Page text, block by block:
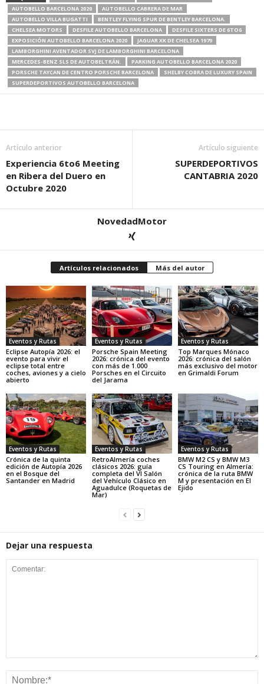
AUTOBELLO BARCELONA 2020
AUTOBELLO CABRERA DE MAR
AUTOBELLO VILLA BUGATTI
BENTLEY FLYING SPUR DE BENTLEY BARCELONA.
CHELSEA MOTORS
DESFILE AUTOBELLO BARCELONA
DESFILE SIXTERS DE 6TO6
EXPOSICIÓN AUTOBELLO BARCELONA 2020
JAGUAR XK DE CHELSEA 1979
LAMBORGHINI AVENTADOR SVJ DE LAMBORGHINI BARCELONA
MERCEDES-BENZ SLS DE AUTOBELTRÁN.
PARKING AUTOBELLO BARCELONA 2020
PORSCHE TAYCAN DE CENTRO PORSCHE BARCELONA
SHELBY COBRA DE LUXURY SPAIN
SUPERDEPORTIVOS AUTOBELLO BARCELONA
Artículo anterior
Experiencia 6to6 Meeting
en Ribera del Duero en
Octubre 2020
Artículo siguiente
SUPERDEPORTIVOS
CANTABRIA 2020
NovedadMotor
Artículos relacionados Más del autor
Eventos y Rutas
Eclipse Autopía 2026: el
evento para vivir el
eclipse total entre
coches, aviones y a cielo
abierto
Eventos y Rutas
Porsche Spain Meeting
2026: crónica del evento
con más de 1.000
Porsches en el Circuito
del Jarama
Eventos y Rutas
Top Marques Mónaco
2026: crónica del salón
más exclusivo del motor
en Grimaldi Forum
Eventos y Rutas
Crónica de la quinta
edición de Autopía 2026
en el Bosque del
Santander en Madrid
Eventos y Rutas
RetroAlmería coches
clásicos 2026: guía
completa del VI Salón
del Vehículo Clásico en
Aguadulce (Roquetas de
Mar)
Eventos y Rutas
BMW M2 CS y BMW M3
CS Touring en Almería:
crónica de la ruta BMW
M y presentación en El
Ejido
Dejar una respuesta